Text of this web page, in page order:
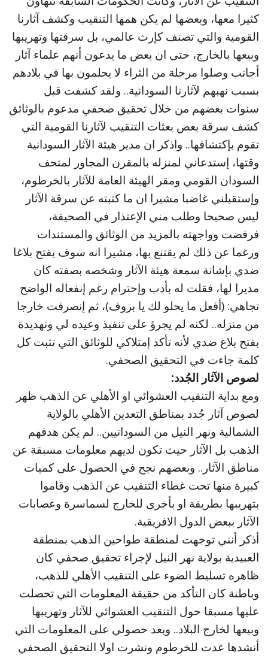
كثيرا معها، وبعضها لم يكن همها التنقيب وكشف آثارنا
القومية والتي تصنف كإرث عالمي، بل سرقتها وتهريبها
وبيعها بالخارج، حتى ان بعض ما يدعون أنهم علماء آثار
أجانب وصلوا مرحلة من الثراء لا يحلمون بها في بلادهم
بسبب نهبهم لآثارنا السودانية.. ولقد كشفت قبل
سنوات بعضهم من خلال تحقيق صحفي مدعوم بالوثائق
كشف سرقة بعض بعثات التنقيب لآثارنا القومية التي
تقوم بإكتشافها.. واذكر ان مدير هيئة الآثار السودانية
وقتها، إستدعاني لمنزله بالمقرن المجاور لمتحف
السودان القومي ومقر الهيئة العامة للآثار بالخرطوم،
وإستقبلني غاضبا مشيرا ان ما كتبته عن سرقة الآثار
ليس صحيحا وطلب مني الإعتذار في الصحيفة،
فرفضت وواجهته بالمزيد من الوثائق والمستندات
ورغما عن ذلك لم يقتنع بها، مشيرا انه سوف يفتح بلاغا
ضدي بإشانة سمعة هيئة الآثار وشخصه بصفته كان
مديرا لها، فقلت له بأدب وإحترام رغم إنفعاله الواضح
تجاهي: (أفعل ما يحلو لك يا بروف)، ثم إنصرفت خارجا
من منزله.. لكنه لم يجرؤ على تنفيذ وعيده لي وتهديدة
بفتح بلاغ ضدي لأنه تأكد إمتلاكي للوثائق التي تثبت كل
كلمة جاءت في التحقيق الصحفي.
لصوص الآثار الجُدد:
ومع بداية التنقيب العشوائي او الأهلي عن الذهب ظهر
لصوص آثار جُدد بمناطق التعدين الأهلي بالولاية
الشمالية ونهر النيل من السودانيين.. لم يكن هدفهم
الذهب بل الآثار حيث تكون لديهم معلومات مسبقة عن
مناطق الآثار.. وبعضهم نجح في الحصول على كميات
كبيرة منها تحت غطاء التنقيب عن الذهب وقاموا
بتهريبها بطريقة او بأخرى للخارج لسماسرة وعصابات
الآثار ببعض الدول الافريقية.
أذكر أنني توجهت لمنطقة طواحين الذهب بمنطقة
العبيدية بولاية نهر النيل لإجراء تحقيق صحفي كان
ظاهره تسليط الضوء على التنقيب الأهلي للذهب،
وباطنة كان التأكد من حقيقة المعلومات التي تحصلت
عليها مسبقا حول التنقيب العشوائي للآثار وتهريبها
وبيعها لخارج البلاد.. وبعد حصولي على المعلومات التي
أنشدها عدت للخرطوم ونشرت اولا التحقيق الصحفي